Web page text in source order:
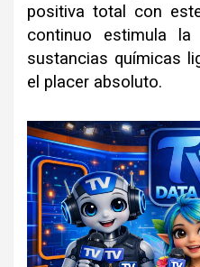
positiva total con
continuo estimula la
sustancias químicas
el placer absoluto.